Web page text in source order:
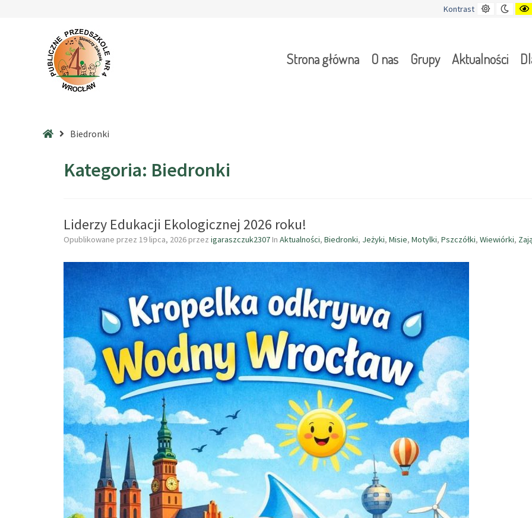
Kontrast Kontrast
domyślny
Tryb
Strona główna O nas Grupy Aktualności
StronaBiedronki
Kategoria: Biedronki
Liderzy Edukacji Ekologicznej 2026 roku!
Opublikowane przez 19 lipca, 2026 przez igaraszczuk2307 In Aktualności, Biedronki, Jeżyki, Misie, Motylki, Pszczółki, Wiewiórki,